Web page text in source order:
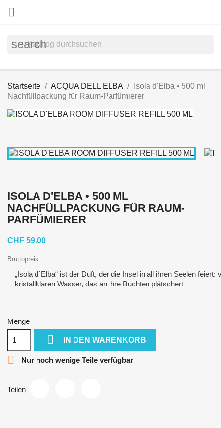

search
Startseite ACQUA DELL ELBA
Isola d'Elba • 500 ml
Nachfüllpackung für Raum-Parfümierer
ISOLA D'ELBA • 500 ML
NACHFÜLLPACKUNG FÜR RAUM-
PARFÜMIERER
CHF 59.00
Bruttopreis
„Isola d´Elba“ ist der Duft, der die Insel in all ihren Seelen
kristallklaren Wasser, das an ihre Buchten plätschert.
Menge
 IN DEN WARENKORB
 Nur noch wenige Teile verfügbar
Teilen